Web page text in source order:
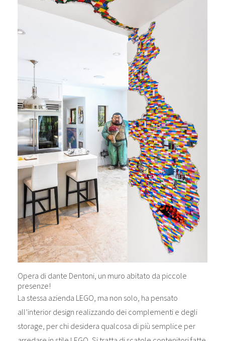
Opera di dante Dentoni, un muro abitato da piccole
presenze!
La stessa azienda LEGO, ma non solo, ha pensato
all’interior design realizzando dei complementi e degli
storage, per chi desidera qualcosa di più semplice per